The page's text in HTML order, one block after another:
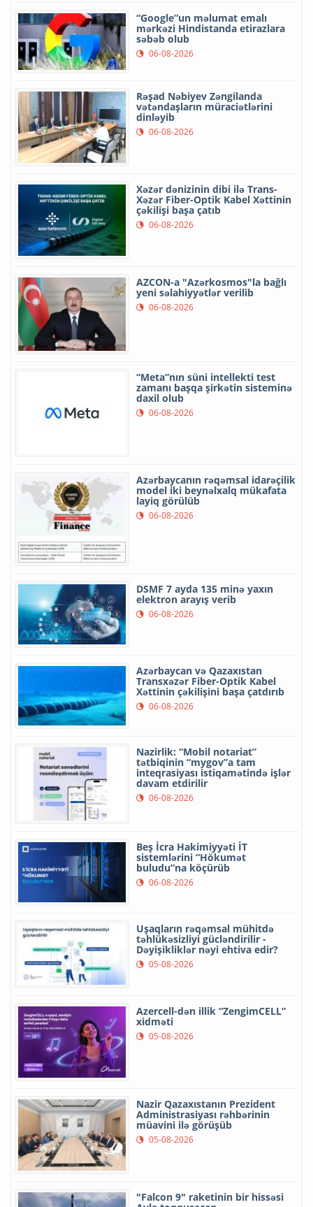
“Google”un məlumat emalı
mərkəzi Hindistanda etirazlara
səbəb olub
06-08-2026
Rəşad Nəbiyev Zəngilanda
vətəndaşların müraciətlərini
dinləyib
06-08-2026
Xəzər dənizinin dibi ilə Trans-
Xəzər Fiber-Optik Kabel Xəttinin
çəkilişi başa çatıb
06-08-2026
AZCON-a "Azərkosmos"la bağlı
yeni səlahiyyətlər verilib
06-08-2026
“Meta”nın süni intellekti test
zamanı başqa şirkətin sisteminə
daxil olub
06-08-2026
Azərbaycanın rəqəmsal idarəçilik
model iki beynəlxalq mükafata
layiq görülüb
06-08-2026
DSMF 7 ayda 135 minə yaxın
elektron arayış verib
06-08-2026
Azərbaycan və Qazaxıstan
Transxəzər Fiber-Optik Kabel
Xəttinin çəkilişini başa çatdırıb
06-08-2026
Nazirlik: “Mobil notariat”
tətbiqinin “mygov”a tam
inteqrasiyası istiqamətində işlər
davam etdirilir
06-08-2026
Beş İcra Hakimiyyəti İT
sistemlərini “Hökumət
buludu”na köçürüb
06-08-2026
Uşaqların rəqəmsal mühitdə
təhlükəsizliyi gücləndirilir -
Dəyişikliklər nəyi ehtiva edir?
05-08-2026
Azercell-dən illik “ZengimCELL”
xidməti
05-08-2026
Nazir Qazaxıstanın Prezident
Administrasiyası rəhbərinin
müavini ilə görüşüb
05-08-2026
"Falcon 9" raketinin bir hissəsi